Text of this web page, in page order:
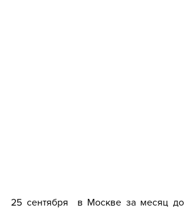
25 сентября  в Москве за месяц до